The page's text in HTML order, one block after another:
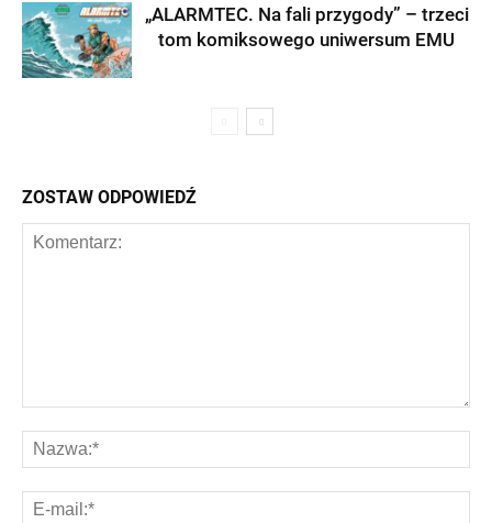
„ALARMTEC. Na fali przygody” – trzeci
tom komiksowego uniwersum EMU
ZOSTAW ODPOWIEDŹ